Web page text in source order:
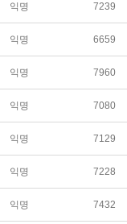
익명 7239
익명 6659
익명 7960
익명 7080
익명 7129
익명 7228
익명 7432